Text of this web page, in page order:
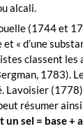
alcali.
(1744 et
et « d’une
classent
1783).
Lavoisier
résumer
un sel = base +